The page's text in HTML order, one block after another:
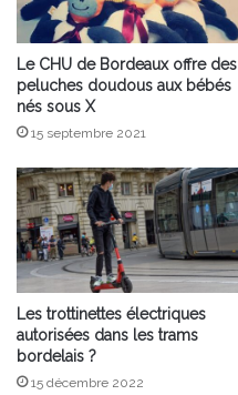
Le CHU de Bordeaux offre des
peluches doudous aux bébés
nés sous X
15 septembre 2021
Les trottinettes électriques
autorisées dans les trams
bordelais ?
15 décembre 2022